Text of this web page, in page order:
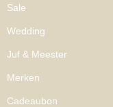
Sale
Wedding
Juf & Meester
Merken
Cadeaubon